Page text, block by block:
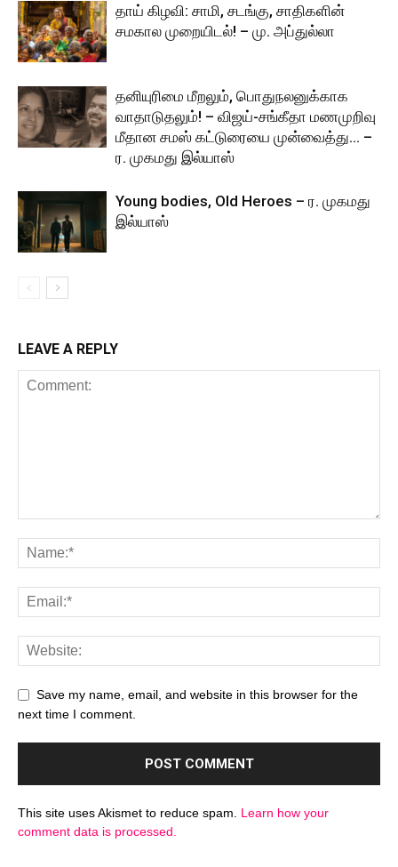
தாய் கிழவி: சாமி, சடங்கு, சாதிகளின்
சமகால முறையிடல்! – மு. அப்துல்லா
தனியுரிமை மீறலும், பொதுநலனுக்காக
வாதாடுதலும்! – விஜய்-சங்கீதா மணமுறிவு
மீதான சமஸ் கட்டுரையை முன்வைத்து… –
ர. முகமது இல்யாஸ்
Young bodies, Old Heroes – ர. முகமது
இல்யாஸ்
LEAVE A REPLY
Save my name, email, and website in this browser for the
next time I comment.
This site uses Akismet to reduce spam. Learn how your
comment data is processed.